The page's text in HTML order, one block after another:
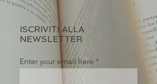
ISCRIVITI ALLA
NEWSLETTER
Enter your email here